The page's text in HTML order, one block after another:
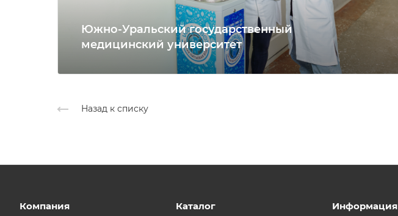
Южно-Уральский государственный
медицинский университет
Назад к списку
Компания Каталог Информация